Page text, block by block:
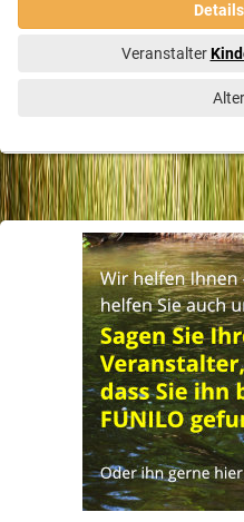
Veranstalter
Alter